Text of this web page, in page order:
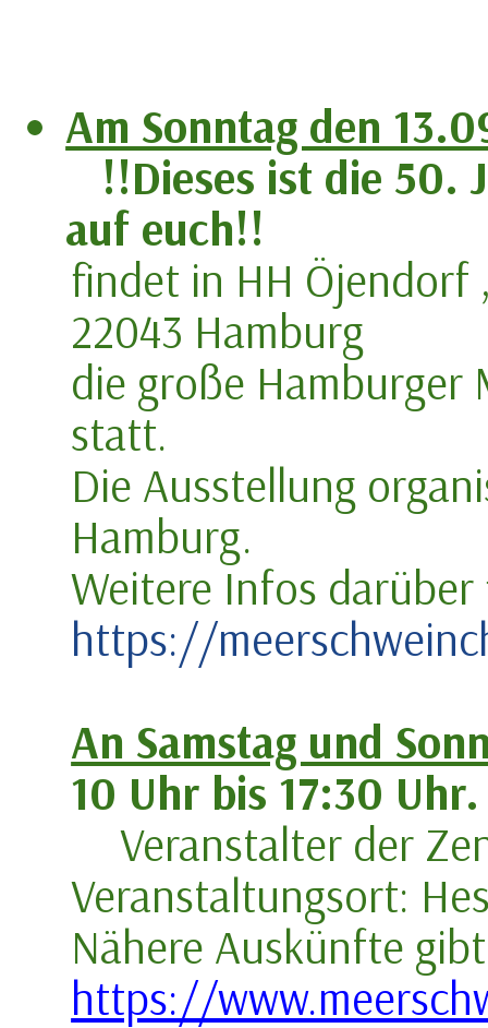
Am Sonntag den
!!Dieses ist die 50.
auf euch!!
findet in HH
22043 Hamburg
die große Hamburger
statt.
Die Ausstellung
Hamburg.
Weitere Infos
https://
An Samstag und
10 Uhr bis 17:30
Veranstalter der
Veranstaltungsort:
Nähere Auskünfte
https://